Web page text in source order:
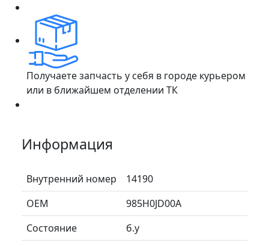
Получаете запчасть у себя в городе курьером
или в ближайшем отделении ТК
Информация
Внутренний номер
14190
ОЕМ
985H0JD00A
Состояние
б.у